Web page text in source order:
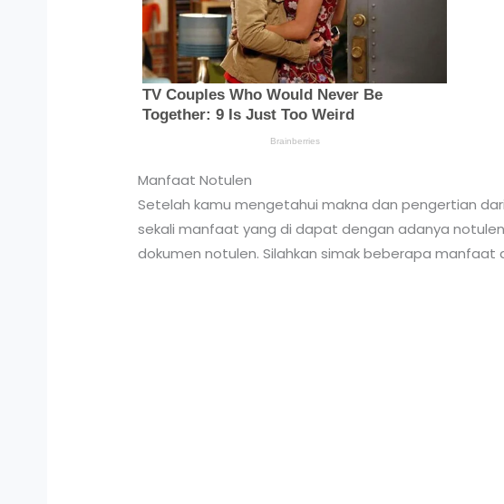
Manfaat Notulen
Setelah kamu mengetahui makna dan pengertian
sekali manfaat yang di dapat dengan adanya
dokumen notulen. Silahkan simak beberapa manfaat